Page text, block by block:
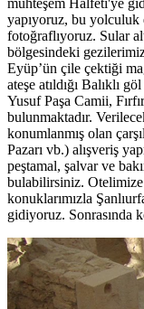
yapıyoruz, bu yolculuk
fotoğraflıyoruz. Sular
bölgesindeki
Eyüp’ün çile çektiği
ateşe atıldığı Balıklı
Yusuf Paşa Camii,
bulunmaktadır.
konumlanmış olan
Pazarı vb.) alışveriş
peştamal, şalvar ve
bulabilirsiniz.
konuklarımızla
gidiyoruz. Sonrasında